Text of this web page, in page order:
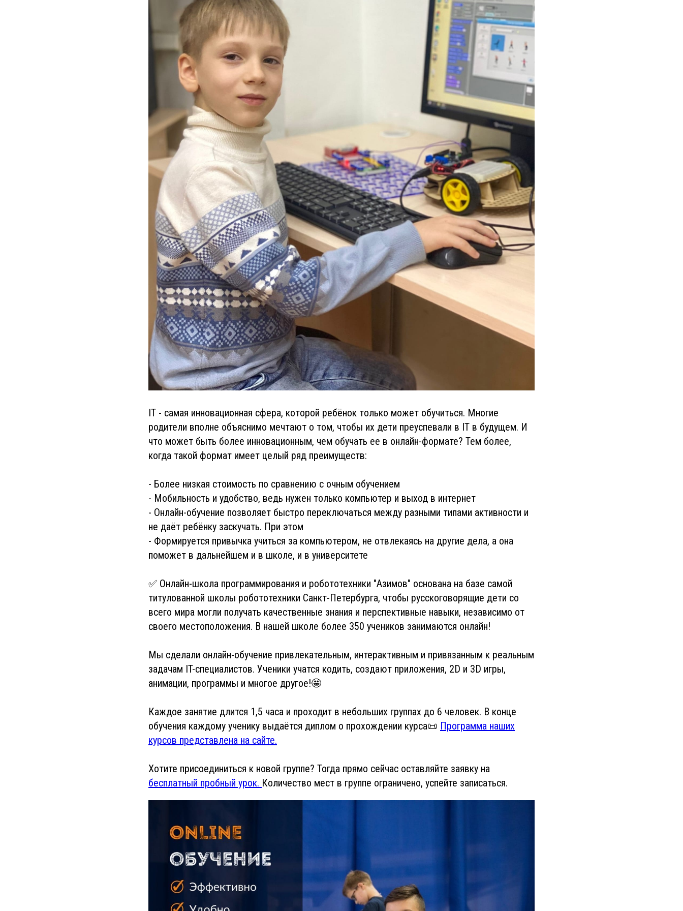
IT - самая инновационная сфера, которой ребёнок только может обучиться. Многие
родители вполне объяснимо мечтают о том, чтобы их дети преуспевали в IT в будущем. И
что может быть более инновационным, чем обучать ее в онлайн-формате? Тем более,
когда такой формат имеет целый ряд преимуществ:
- Более низкая стоимость по сравнению с очным обучением
- Мобильность и удобство, ведь нужен только компьютер и выход в интернет
- Онлайн-обучение позволяет быстро переключаться между разными типами активности и
не даёт ребёнку заскучать. При этом
- Формируется привычка учиться за компьютером, не отвлекаясь на другие дела, а она
поможет в дальнейшем и в школе, и в университете
✅ Онлайн-школа программирования и робототехники "Азимов" основана на базе самой
титулованной школы робототехники Санкт-Петербурга, чтобы русскоговорящие дети со
всего мира могли получать качественные знания и перспективные навыки, независимо от
своего местоположения. В нашей школе более 350 учеников занимаются онлайн!
Мы сделали онлайн-обучение привлекательным, интерактивным и привязанным к реальным
задачам IT-специалистов. Ученики учатся кодить, создают приложения, 2D и 3D игры,
анимации, программы и многое другое!🤩
Каждое занятие длится 1,5 часа и проходит в небольших группах до 6 человек. В конце
обучения каждому ученику выдаётся диплом о прохождении курса📜 Программа наших
курсов представлена на сайте.
Хотите присоединиться к новой группе? Тогда прямо сейчас оставляйте заявку на
бесплатный пробный урок. Количество мест в группе ограничено, успейте записаться.